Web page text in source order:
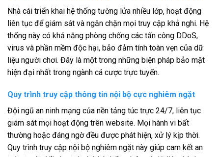
Nhà cái triển khai hệ thống tường lửa nhiều lớp, hoạt động
liên tục để giám sát và ngăn chặn mọi truy cập khả nghi. Hệ
thống này có khả năng phòng chống các tấn công DDoS,
virus và phần mềm độc hại, bảo đảm tính toàn vẹn của dữ
liệu người chơi. Đây là một trong những biện pháp bảo mật
hiện đại nhất trong ngành cá cược trực tuyến.
Quy trình truy cập thông tin nội bộ cực nghiêm ngặt
Đội ngũ an ninh mạng của nền tảng túc trực 24/7, liên tục
giám sát mọi hoạt động trên website. Mọi hành vi bất
thường hoặc đáng ngờ đều được phát hiện, xử lý kịp thời.
Quy trình truy cập nội bộ nghiêm ngặt này giúp cam kết an